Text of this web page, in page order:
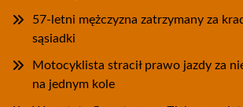
57-letni mężczyzna zatrzymany za
sąsiadki
Motocyklista stracił prawo jazdy za
na jednym kole